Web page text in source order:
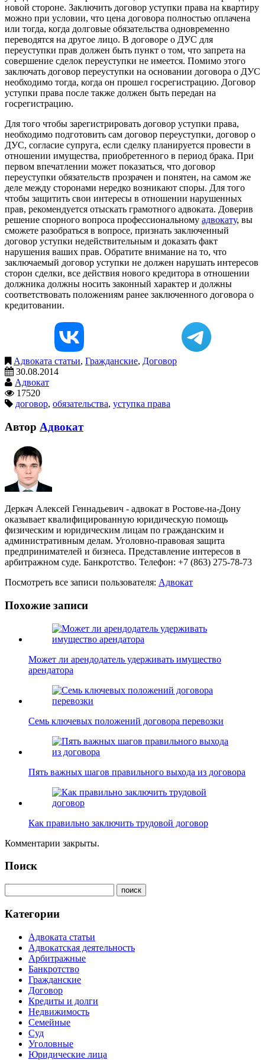
новой стороне. Заключить договор уступки права на квартиру
можно при условии, что цена договора полностью оплачена
или тогда, когда долговые обязательства одновременно
переводятся на другое лицо. В договоре о ДУС для
переуступки прав должен быть пункт о том, что запрета на
совершение сделок переуступки не имеется. Помимо этого
заключать договор переуступки на основании договора о ДУС
необходимо тогда, когда он прошел госрегистрацию. Договор
уступки права после также должен быть передан на
госрегистрацию.
Для того чтобы зарегистрировать договор уступки права,
необходимо подготовить сам договор переуступки, договор о
ДУС, согласие супруга, если сделку планируется провести в
отношении имущества, приобретенного в период брака. При
первом впечатлении может показаться, что договор
переуступки обязательств прозрачен и понятен, на самом же
деле между сторонами нередко возникают споры. Для того
чтобы защитить свои интересы в отношении нарушенных
прав, рекомендуется отыскать грамотного адвоката. Доверив
решение спорного вопроса профессиональному адвокату, вы
сможете разобраться в вопросе, признать заключенный
договор уступки недействительным и доказать факт
нарушения ваших прав. Обратите внимание на то, что
заключаемый договор уступки не должен нарушать интересов
сторон сделки, все действия нового кредитора в отношении
должника должны носить законный характер и должны
соответствовать положениям ранее заключенного договора о
кредитовании.
Адвоката статьи, Гражданские, Договор
30.08.2014
Адвокат
17520
договор, обязательства, уступка права
Автор Адвокат
Деркач Алексей Геннадьевич - адвокат в Ростове-на-Дону
оказывает квалифицированную юридическую помощь
физическим и юридическим лицам по гражданским и
административным делам. Уголовно-правовая защита
предпринимателей и бизнеса. Представление интересов в
арбитражном суде. Банкротство. Телефон: +7 (863) 275-78-73
Посмотреть все записи пользователя: Адвокат
Похожие записи
Может ли арендодатель удерживать имущество
арендатора
Семь ключевых положений договора перевозки
Пять важных шагов правильного выхода из договора
Как правильно заключить трудовой договор
Комментарии закрыты.
Поиск
Категории
Адвоката статьи
Адвокатская деятельность
Арбитражные
Банкротство
Гражданские
Договор
Кредиты и долги
Недвижимость
Семейные
Суд
Уголовные
Юридические лица